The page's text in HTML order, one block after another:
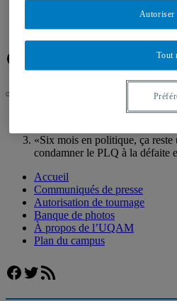
Plan du campus
Facebook
«Six mois en politique, ça
condamner le PLQ à la défaite
Accueil
Communiqués de presse
Autorisation de tournage
Banque de photos
À propos de l’UQAM
Plan du campus
Facebook
Twitter
Flux RSS
Tout
Autoriser